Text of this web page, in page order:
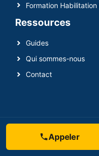
Formation
Ressources
Guides
Qui sommes-nous
Contact
Appeler